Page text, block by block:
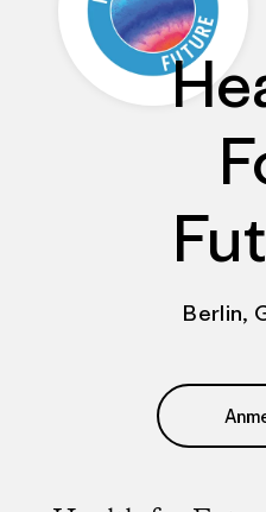
Berlin,